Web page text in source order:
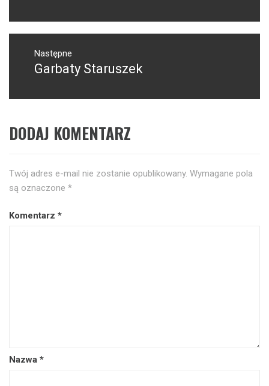
Następne
Następny
Garbaty Staruszek
DODAJ KOMENTARZ
Twój adres e-mail nie zostanie opublikowany. Wymagane pola
są oznaczone *
Komentarz *
Nazwa *